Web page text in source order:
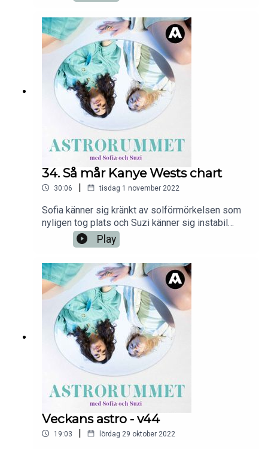
34. Så mår Kanye Wests chart
30:06 | tisdag 1 november 2022
Sofia känner sig kränkt av solförmörkelsen som
nyligen tog plats och Suzi känner sig instabil
både mentalt och fysiskt. Då kan det ibland vara
skönt att fokusera på andra personer istället,
Det finns mycket att prata om och eftersom de
inte vet vad han har för ascendent så blir det en
djupare analys gällande just den.En podd från
Aller Media.
Play
Veckans astro - v44
19:03 | lördag 29 oktober 2022